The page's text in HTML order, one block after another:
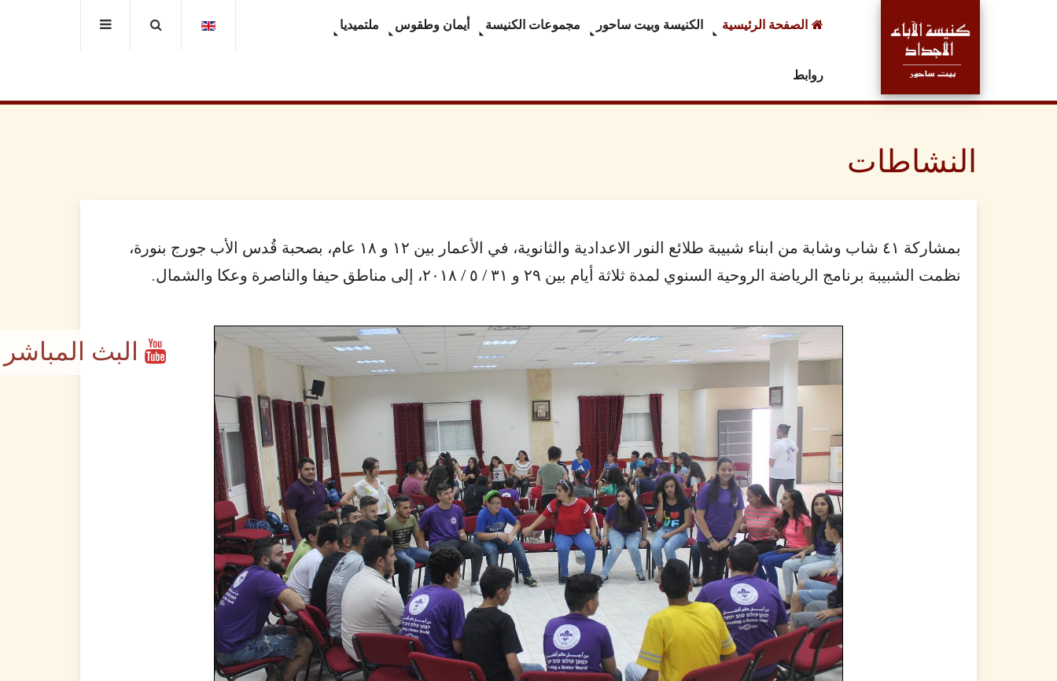
الصفحة الرئيسية الكنيسة وبيت ساحور مجموعات الكنيسة أيمان وطقوس ملتميديا
روابط
النشاطات
بمشاركة ٤۱ شاب وشابة من ابناء شبيبة طلائع النور الاعدادية والثانوية، في الأعمار بين ۱۲ و ۱٨ عام، بصحبة قُدس الأب جورج بنورة،
نظمت الشبيبة برنامج الرياضة الروحية السنوي لمدة ثلاثة أيام بين ۲۹ و ۳۱ / ٥ / ۲۰۱٨، إلى مناطق حيفا والناصرة وعكا والشمال.
البث المباشر